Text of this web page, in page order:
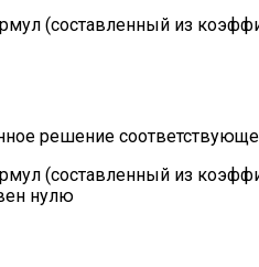
(составленный из
решение
(составленный из
нулю